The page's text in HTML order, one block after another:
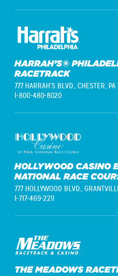
HARRAH’S®
RACETRACK
777 HARRAH'S BLVD., CHESTER, PA
1-800-480-8020
HOLLYWOOD CASINO
NATIONAL RACE
777 HOLLYWOOD BLVD.,
1-717-469-2211
THE MEADOWS